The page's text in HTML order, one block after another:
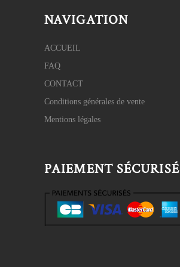
NAVIGATION
ACCUEIL
FAQ
CONTACT
Conditions générales de vente
Mentions légales
PAIEMENT SÉCURISÉ